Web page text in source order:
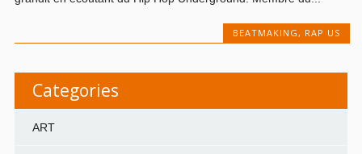
BEATMAKING, RAP US
Categories
ART